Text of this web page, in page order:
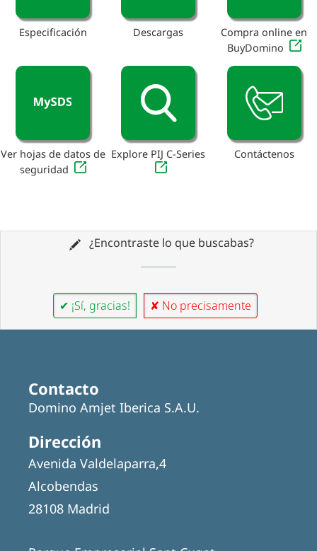
Especificación Descargas
Compra online en
BuyDomino
Ver hojas de datos de
seguridad
Explore PIJ C-Series Contáctenos
¿Encontraste lo que buscabas?
✔ ¡Sí, gracias! ✘ No precisamente
Contacto
Domino Amjet Iberica S.A.U.
Dirección
Avenida Valdelaparra,4
Alcobendas
28108 Madrid